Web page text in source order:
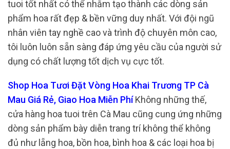
tuoi tốt nhất có thể nhằm tạo thành các dòng sản
phẩm hoa rất đẹp & bền vững duy nhất. Với đội ngũ
nhân viên tay nghề cao và trình độ chuyên môn cao,
tôi luôn luôn sẵn sàng đáp ứng yêu cầu của người sử
dụng có chất lượng tốt dịch vụ cực tốt.
Shop Hoa Tươi Đặt Vòng Hoa Khai Trương TP Cà
Mau Giá Rẻ, Giao Hoa Miễn PhíKhông những thế,
cửa hàng hoa tuoi trên Cà Mau cũng cung ứng những
dòng sản phẩm bày diễn trang trí không thể không
đủ như lẵng hoa, bồn hoa, bình hoa & các loại hoa bị